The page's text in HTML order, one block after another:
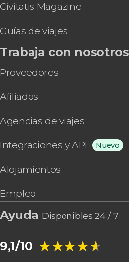
Civitatis Magazine
Guías de viajes
Trabaja con nosotros
Proveedores
Afiliados
Agencias de viajes
Integraciones y API Nuevo
Alojamientos
Empleo
Ayuda Disponibles 24 / 7
9,1/10 ★★★★★
★★★★★